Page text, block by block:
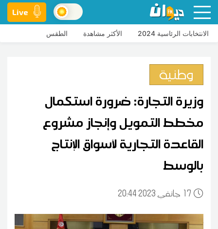
Live
الانتخابات الرئاسية 2024 الأكثر مشاهدة الطقس
وطنية
وزيرة التجارة: ضرورة استكمال
مخطط التمويل وإنجاز مشروع
القاعدة التجارية لأسواق الإنتاج
بالوسط
17 20:44 2023 جانفي